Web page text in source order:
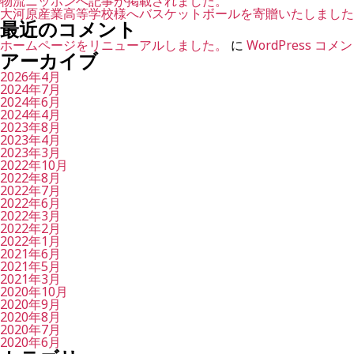
大河原産業高等学校様へバスケットボールを寄贈いたしました
最近のコメント
ホームページをリニューアルしました。 に WordPress コメ
アーカイブ
2026年4月
2024年7月
2024年6月
2024年4月
2023年8月
2023年4月
2023年3月
2022年10月
2022年8月
2022年7月
2022年6月
2022年3月
2022年2月
2022年1月
2021年6月
2021年5月
2021年3月
2020年10月
2020年9月
2020年8月
2020年7月
2020年6月